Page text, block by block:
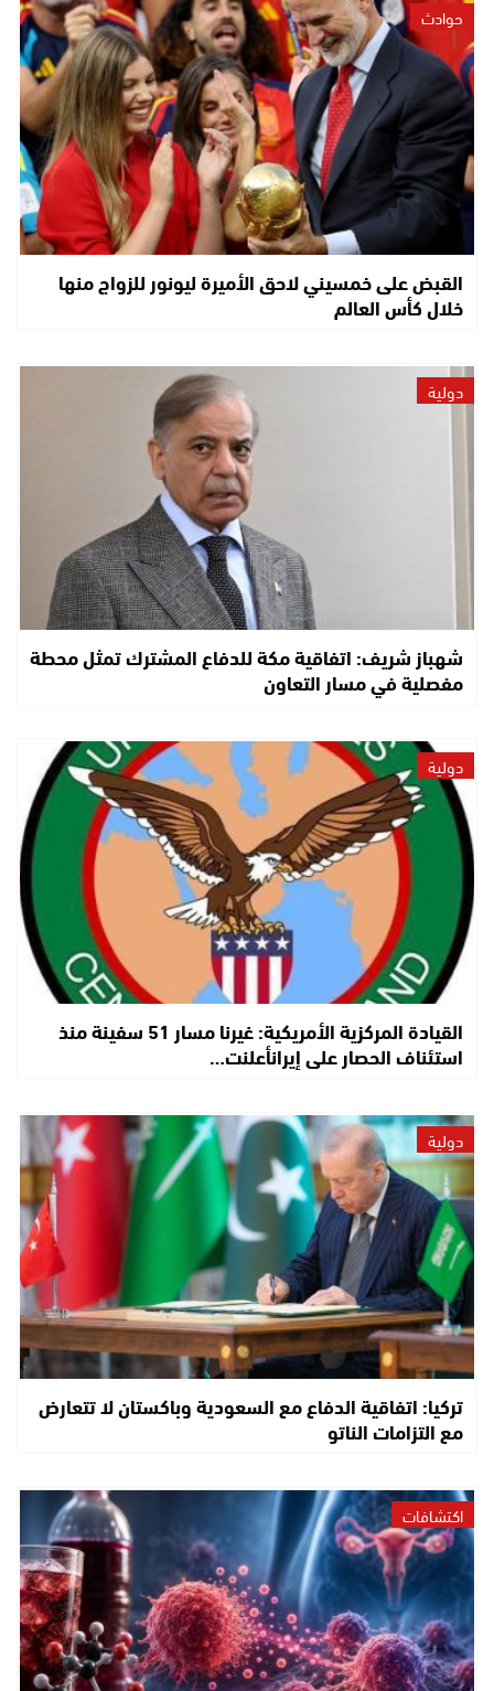
حوادث
القبض على خمسيني لاحق الأميرة ليونور للزواج منها
خلال كأس العالم
دولية
شهباز شريف: اتفاقية مكة للدفاع المشترك تمثل محطة
مفصلية في مسار التعاون
دولية
القيادة المركزية الأمريكية: غيرنا مسار 51 سفينة منذ
استئناف الحصار على إيرانأعلنت…
دولية
تركيا: اتفاقية الدفاع مع السعودية وباكستان لا تتعارض
مع التزامات الناتو
اكتشافات